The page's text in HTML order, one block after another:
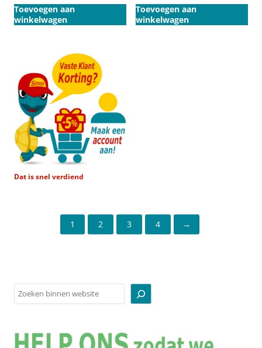
Toevoegen aan
winkelwagen
Toevoegen aan
winkelwagen
Dat is snel verdiend
1 2 3 4 →
Zoeken